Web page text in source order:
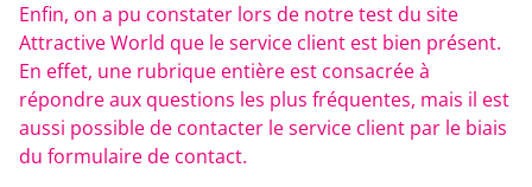
Enfin, on a pu constater lors de notre test du site
Attractive World que le service client est bien présent.
En effet, une rubrique entière est consacrée à
répondre aux questions les plus fréquentes, mais il est
aussi possible de contacter le service client par le biais
du formulaire de contact.